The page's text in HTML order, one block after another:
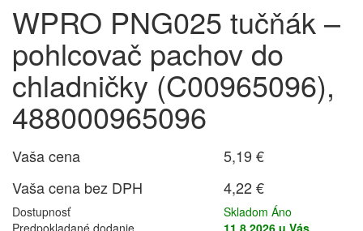
WPRO PNG025 tučňák –
pohlcovač pachov do
chladničky (C00965096),
488000965096
Vaša cena
5,19 €
Vaša cena bez DPH
4,22 €
Dostupnosť
Skladom Áno
Predpokladané dodanie
11.8.2026 u Vás